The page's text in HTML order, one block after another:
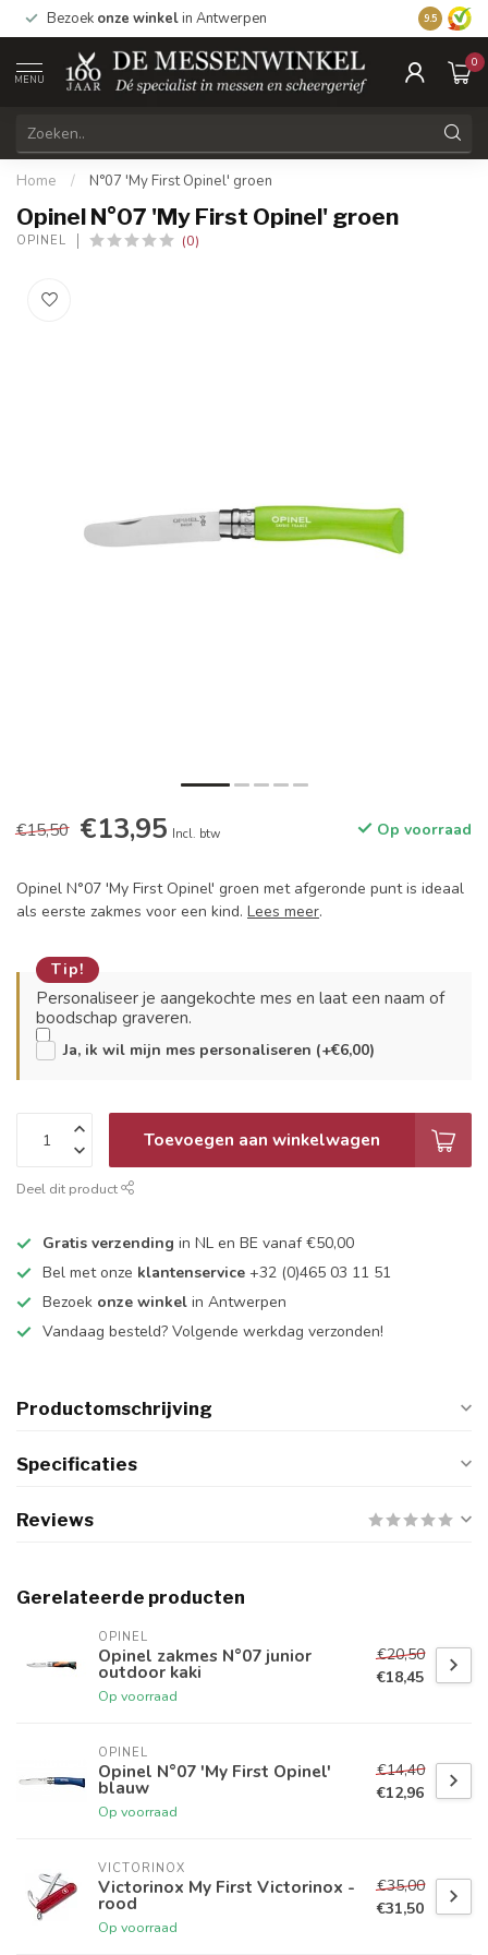
Bezoek onze winkelin Antwerpen Vandaag
9.5
MENU
0
Home / N°07 'My First Opinel' groen
Opinel N°07 'My First Opinel' groen
OPINEL (0)
€15,50 €13,95 Incl. btw Op voorraad
Opinel N°07 'My First Opinel' groen met afgeronde punt is ideaal
als eerste zakmes voor een kind. Lees meer.
Tip!
Personaliseer je aangekochte mes en laat een naam of
boodschap graveren.
Ja, ik wil mijn mes personaliseren (+€6,00)
Toevoegen aan winkelwagen
Deel dit product
Gratis verzending in NL en BE vanaf €50,00
Bel met onze klantenservice +32 (0)465 03 11 51
Bezoek onze winkel in Antwerpen
Vandaag besteld? Volgende werkdag verzonden!
Productomschrijving
Specificaties
Reviews
Gerelateerde producten
OPINEL
Opinel zakmes N°07 junior
outdoor kaki
Op voorraad
€20,50
€18,45
OPINEL
Opinel N°07 'My First Opinel'
blauw
Op voorraad
€14,40
€12,96
VICTORINOX
Victorinox My First Victorinox -
rood
Op voorraad
€35,00
€31,50